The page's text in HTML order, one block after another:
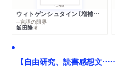
ウィトゲンシュタイン〔増補新版〕
─言語の限界
飯田隆著
【自由研究、読書感想文